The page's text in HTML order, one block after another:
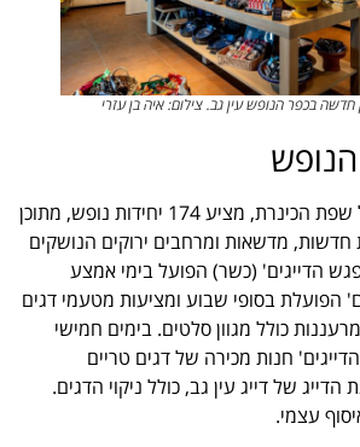
חדשה בכפר הנופש עין גב. צילום: איה בן עזרי
'כפר הנופש עין גב' על שפת הכינרת, מציע 174 יחידות נופש, מתוכן
חדשות, מדשאות ומרחבים ירוקים הנושקים
הדייגים' (כשר) הפועל בימי אמצע
הפועלת בסופי שבוע ומציעות מטעמי דגים
כולל מגוון סלטים. בימים חמישי
חנות מכירה של דגים טריים
של דייג עין גב, כולל ניקוי הדגים.
עצמי.